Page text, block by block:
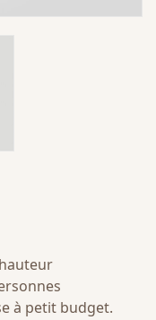
à petit budget.